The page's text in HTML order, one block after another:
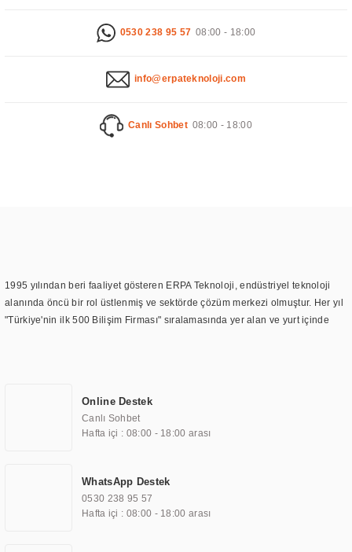
0530 238 95 57 08:00 - 18:00
info@erpateknoloji.com
Canlı Sohbet 08:00 - 18:00
1995 yılından beri faaliyet gösteren ERPA Teknoloji, endüstriyel teknoloji
alanında öncü bir rol üstlenmiş ve sektörde çözüm merkezi olmuştur. Her yıl
"Türkiye'nin ilk 500 Bilişim Firması" sıralamasında yer alan ve yurt içinde
TOCHI markası altında kendi ürettiği ürünlerde kullanmıştır. Günümüzde
TOCHI; videowall, digital signage, kiosk, totem, akıllı durak ekranı, araç içi
ekran, asansör ekranı, digital menüboard, marin ekran, medikal ekran,
ekranları, endüstriyel ekranlar, kapı önü bilgi ekranları, panel PC,
endüstriyel Panel PC, mini PC, endüstriyel mini PC ve akıllı bina sistemleri
gibi çözümleri 4.5" ile 110” boyutları arasında üretebilirken, ayrıca standart
Online Destek
Canlı Sohbet
Hafta içi : 08:00 - 18:00 arası
WhatsApp Destek
0530 238 95 57
Hafta içi : 08:00 - 18:00 arası